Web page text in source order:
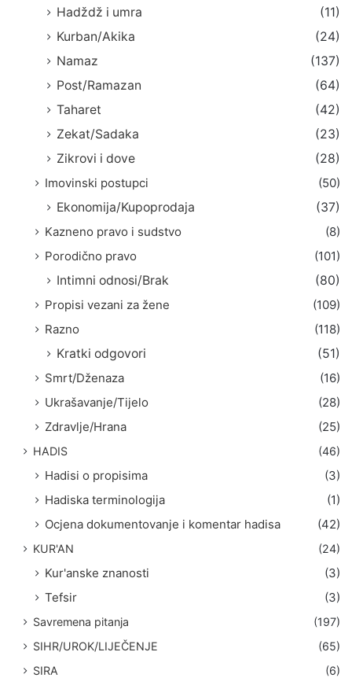
Hadždž i umra
(11)
Kurban/Akika
(24)
Namaz
(137)
Post/Ramazan
(64)
Taharet
(42)
Zekat/Sadaka
(23)
Zikrovi i dove
(28)
Imovinski postupci
(50)
Ekonomija/Kupoprodaja
(37)
Kazneno pravo i sudstvo
(8)
Porodično pravo
(101)
Intimni odnosi/Brak
(80)
Propisi vezani za žene
(109)
Razno
(118)
Kratki odgovori
(51)
Smrt/Dženaza
(16)
Ukrašavanje/Tijelo
(28)
Zdravlje/Hrana
(25)
HADIS (46)
Hadisi o propisima
(3)
Hadiska terminologija
(1)
Ocjena dokumentovanje i komentar hadisa
(42)
KUR'AN (24)
Kur'anske znanosti
(3)
Tefsir
(3)
Savremena pitanja
(197)
SIHR/UROK/LIJEČENJE
(65)
SIRA
(6)